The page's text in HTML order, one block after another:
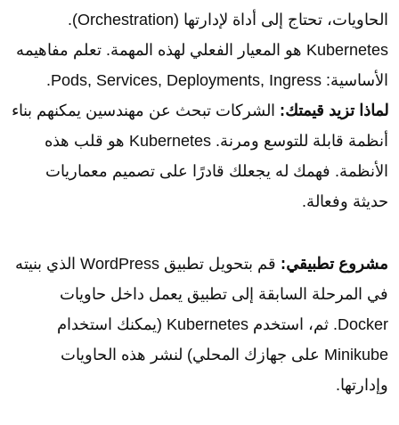
الحاويات، تحتاج إلى أداة لإدارتها (Orchestration).
Kubernetes هو المعيار الفعلي لهذه المهمة. تعلم مفاهيمه
الأساسية: Pods, Services, Deployments, Ingress.
لماذا تزيد قيمتك: الشركات تبحث عن مهندسين يمكنهم بناء
أنظمة قابلة للتوسع ومرنة. Kubernetes هو قلب هذه
الأنظمة. فهمك له يجعلك قادرًا على تصميم معماريات
حديثة وفعالة.
مشروع تطبيقي:
قم بتحويل تطبيق WordPress الذي بنيته
في المرحلة السابقة إلى تطبيق يعمل داخل حاويات
Docker. ثم، استخدم Kubernetes (يمكنك استخدام
Minikube على جهازك المحلي) لنشر هذه الحاويات
وإدارتها.